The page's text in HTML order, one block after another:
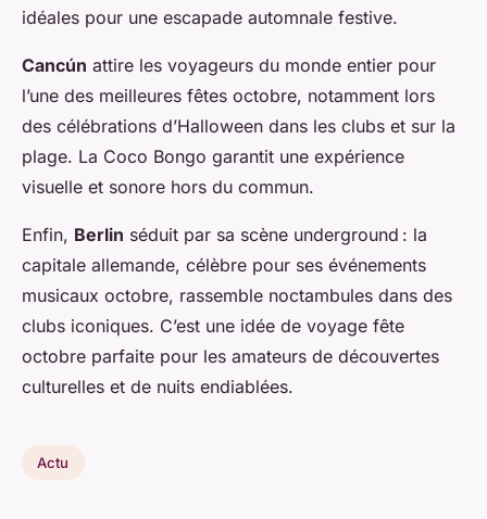
idéales pour une escapade automnale festive.
Cancún attire les voyageurs du monde entier pour
l’une des meilleures fêtes octobre, notamment lors
des célébrations d’Halloween dans les clubs et sur la
plage. La Coco Bongo garantit une expérience
visuelle et sonore hors du commun.
Enfin, Berlin séduit par sa scène underground : la
capitale allemande, célèbre pour ses événements
musicaux octobre, rassemble noctambules dans des
clubs iconiques. C’est une idée de voyage fête
octobre parfaite pour les amateurs de découvertes
culturelles et de nuits endiablées.
Actu